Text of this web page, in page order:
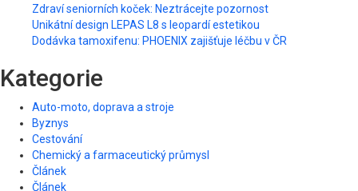
Zdraví seniorních koček: Neztrácejte pozornost
Unikátní design LEPAS L8 s leopardí estetikou
Dodávka tamoxifenu: PHOENIX zajišťuje léčbu v ČR
Kategorie
Auto-moto, doprava a stroje
Byznys
Cestování
Chemický a farmaceutický průmysl
Článek
Článek